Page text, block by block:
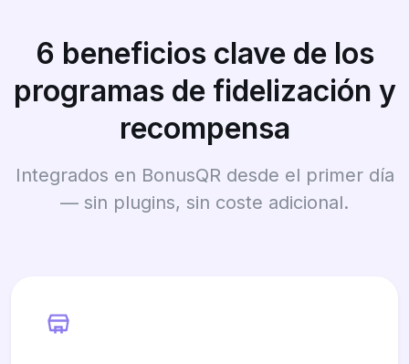
6 beneficios clave de los
programas de fidelización y
recompensa
Integrados en BonusQR desde el primer día
— sin plugins, sin coste adicional.